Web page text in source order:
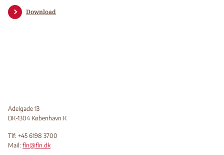
Download
Adelgade 13
DK-1304 København K
Tlf: +45 6198 3700
Mail: fln@fln.dk